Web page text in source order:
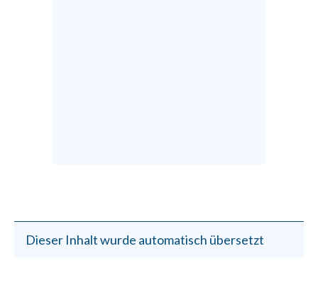
Dieser Inhalt wurde automatisch übersetzt